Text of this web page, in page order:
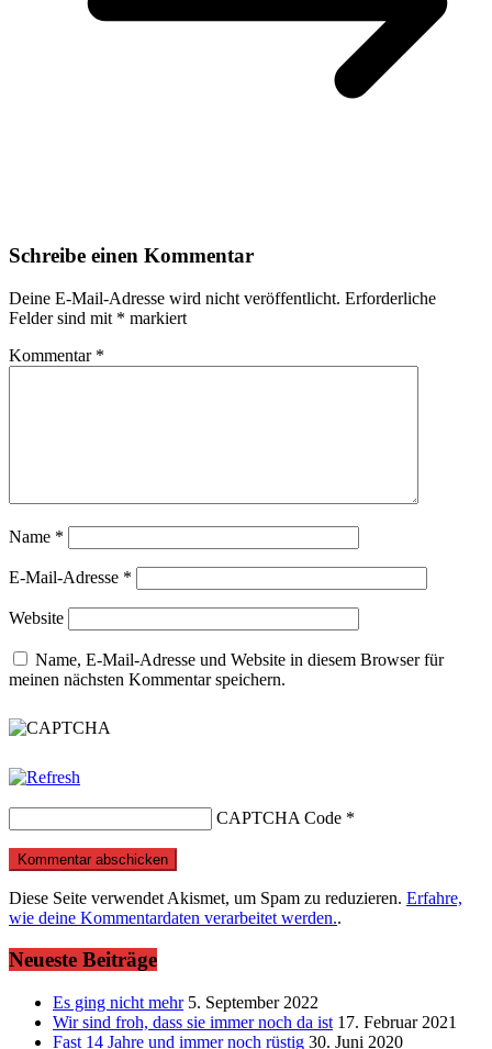
Schreibe einen Kommentar
Deine E-Mail-Adresse wird nicht veröffentlicht. Erforderliche
Felder sind mit * markiert
Kommentar *
Name *
E-Mail-Adresse *
Website
Name, E-Mail-Adresse und Website in diesem Browser für
meinen nächsten Kommentar speichern.
CAPTCHA Code *
Diese Seite verwendet Akismet, um Spam zu reduzieren. Erfahre,
wie deine Kommentardaten verarbeitet werden..
Neueste Beiträge
Es ging nicht mehr 5. September 2022
Wir sind froh, dass sie immer noch da ist 17. Februar 2021
Fast 14 Jahre und immer noch rüstig 30. Juni 2020